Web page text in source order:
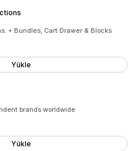
+ Bundles, Cart Drawer & Blocks
Yükle
brands worldwide
Yükle